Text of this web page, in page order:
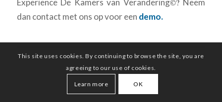
Experience De Kamers van Verandering©? Neem
dan contact met ons op voor een demo.
This site uses cookies. By continuing to browse the site, you are
agreeing to our use of cookies.
Learn more OK